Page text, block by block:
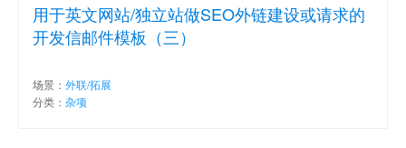
用于英文网站/独立站做SEO外链建设或请求的
开发信邮件模板（三）
场景： 外联/拓展
分类： 杂项